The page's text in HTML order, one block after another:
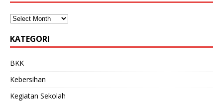
KATEGORI
BKK
Kebersihan
Kegiatan Sekolah